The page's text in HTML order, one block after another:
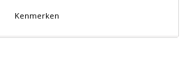
Kenmerken